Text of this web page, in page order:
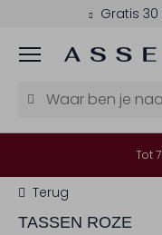
Gratis
Menu
Tot
Terug
TASSEN ROZE